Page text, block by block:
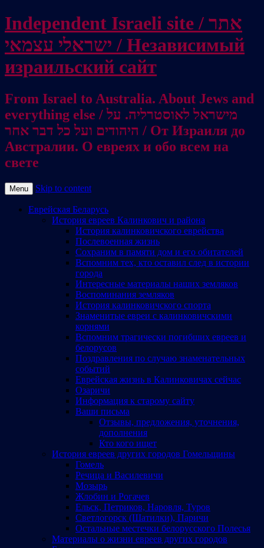
Independent Israeli site / אתר
ישראלי עצמאי / Независимый
израильский сайт
From Israel to Australia. About Jews and
everything else / מישראל לאוסטרליה. על
היהודים ועל כל דבר אחר / От Израиля до
Австралии. О евреях и обо всем на
свете
Menu Skip to content
Еврейская Беларусь
История евреев Калинкович и района
История калинковичского еврейства
Послевоенная жизнь
Сохраним в памяти дом и его обитателей
Вспомним тех, кто оставил след в истории
города
Интересные материалы наших земляков
Воспоминания земляков
История калинковичского спорта
Знаменитые евреи с калинковичскими
корнями
Вспомним трагически погибших евреев и
белорусов
Поздравления по случаю знаменательных
событий
Еврейская жизнь в Калинковичах сейчас
Озаричи
Информация к старому сайту
Ваши письма
Отзывы, предложения, уточнения,
дополнения
Кто кого ищет
История евреев других городов Гомельщины
Гомель
Речица и Василевичи
Мозырь
Жлобин и Рогачев
Ельск, Петриков, Наровля, Туров
Светлогорск (Шатилки), Паричи
Остальные местечки белорусского Полесья
Материалы о жизни евреев других городов